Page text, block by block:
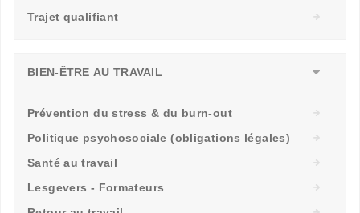
Trajet qualifiant
BIEN-ÊTRE AU TRAVAIL
Prévention du stress & du burn-out
Politique psychosociale (obligations légales)
Santé au travail
Lesgevers - Formateurs